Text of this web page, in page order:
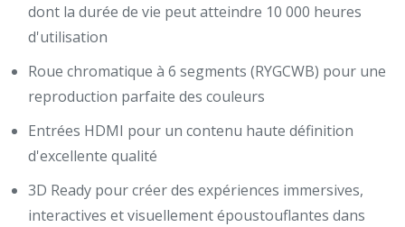
dont la durée de vie peut atteindre 10 000 heures
d'utilisation
Roue chromatique à 6 segments (RYGCWB) pour une
reproduction parfaite des couleurs
Entrées HDMI pour un contenu haute définition
d'excellente qualité
3D Ready pour créer des expériences immersives,
interactives et visuellement époustouflantes dans